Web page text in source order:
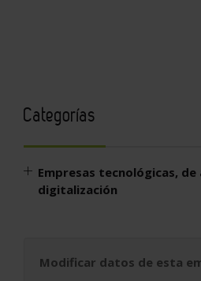
Categorías
Empresas tecnológicas,
digitalización
Modificar datos de esta